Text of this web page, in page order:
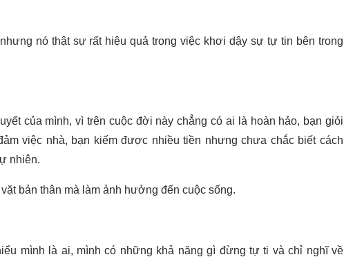
nó thật sự rất hiệu quả trong việc khơi dậy sự tự tin bên trong
của mình, vì trên cuộc đời này chẳng có ai là hoàn hảo, bạn giỏi
việc nhà, bạn kiếm được nhiều tiền nhưng chưa chắc biết cách
nhiên.
bản thân mà làm ảnh hưởng đến cuộc sống.
mình là ai, mình có những khả năng gì đừng tự ti và chỉ nghĩ về